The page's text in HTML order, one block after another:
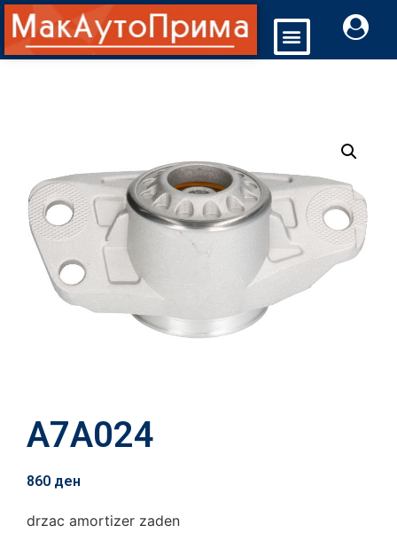
A7A024
860 ден
drzac amortizer zaden